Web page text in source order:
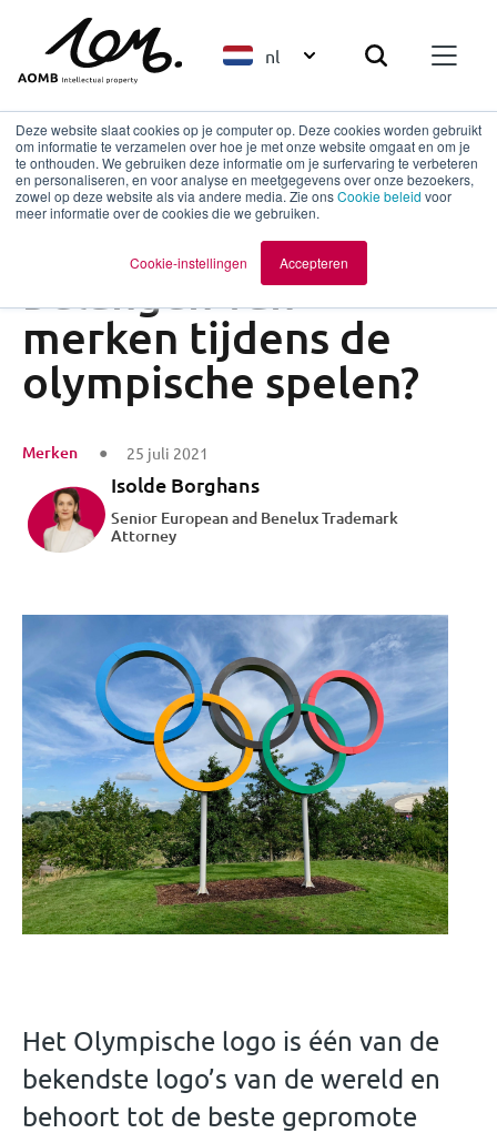
Deze website slaat cookies op je computer op. Deze cookies worden gebruikt
om informatie te verzamelen over hoe je met onze website omgaat en om je
te onthouden. We gebruiken deze informatie om je surfervaring te verbeteren
en personaliseren, en voor analyse en meetgegevens over onze bezoekers,
zowel op deze website als via andere media. Zie onsCookie beleid voor
meer informatie over de cookies die we gebruiken.
Cookie-instellingen Accepteren
nl
Terug naar overzicht
Wat zijn de
belangen van
merken tijdens de
olympische spelen?
Merken 25 juli 2021
Isolde Borghans
Senior European and Benelux Trademark
Attorney
Het Olympische logo is één van de
bekendste logo’s van de wereld en
behoort tot de beste gepromote